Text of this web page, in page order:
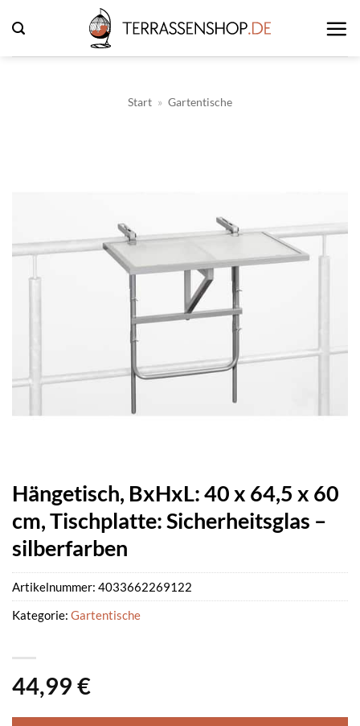
Inhalt
springen
Start » Gartentische
Hängetisch, BxHxL: 40 x 64,5 x 60
cm, Tischplatte: Sicherheitsglas –
silberfarben
44,99 €
Artikelnummer: 4033662269122
Kategorie: Gartentische